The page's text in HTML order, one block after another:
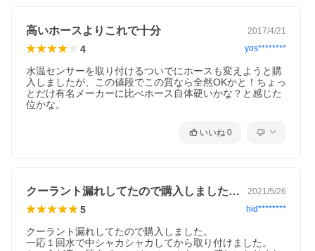
高いホースよりこれで十分 2017/4/21
4 yos********
水温センサーを取り付けるついでにホースも変えようと購
入しましたが、この値段でこの質なら全然OKかと！ちょっ
とだけ有名メーカーに比べホース自体硬いかな？と感じた
位かな。
いいね 0
クーラント漏れしてたので購入しました。… 2021/5/26
5 hid********
クーラント漏れしてたので購入しました。
一応１回水で中シャカシャカしてから取り付けました。